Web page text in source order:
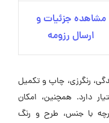
مشاهده جزئیات و
ارسال رزومه
رنگرزی، چاپ و تکمیل
دارد. همچنین، امکان
با جنس، طرح و رنگ